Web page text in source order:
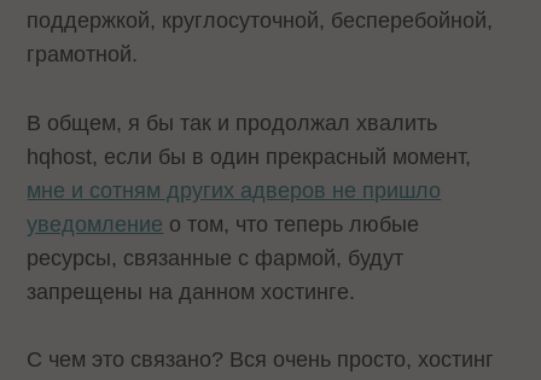
поддержкой, круглосуточной, бесперебойной,
грамотной.
В общем, я бы так и продолжал хвалить
hqhost, если бы в один прекрасный момент,
мне и сотням других адверов не пришло
уведомление о том, что теперь любые
ресурсы, связанные с фармой, будут
запрещены на данном хостинге.
С чем это связано? Вся очень просто, хостинг